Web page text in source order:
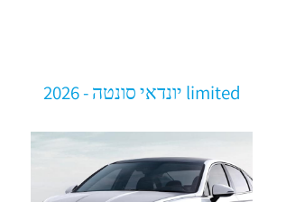
limited יונדאי סונטה - 2026